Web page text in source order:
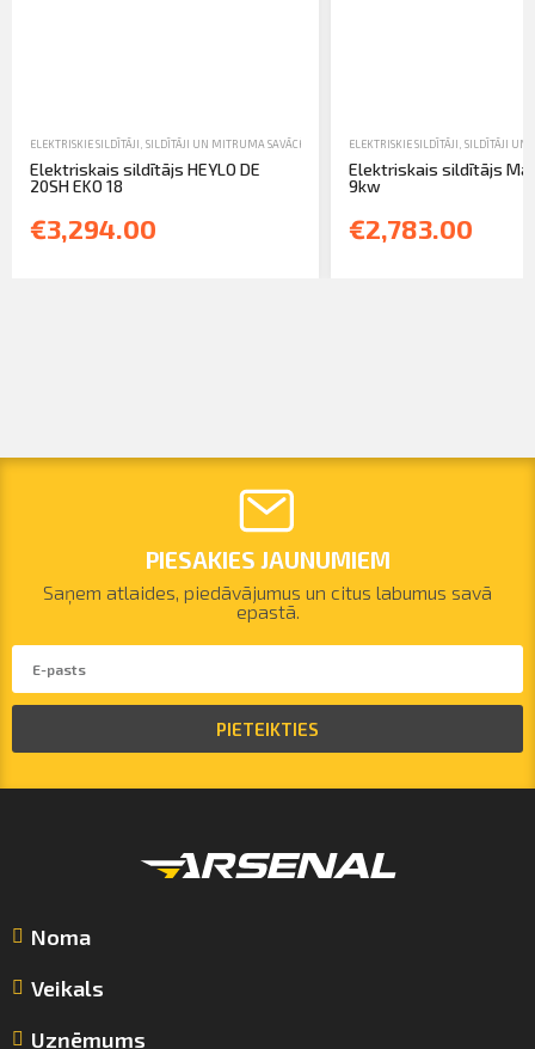
ELEKTRISKIE SILDĪTĀJI, SILDĪTĀJI UN MITRUMA SAVĀCĒJI TIRDZNIECĪBA
Elektriskais sildītājs HEYLO DE
20SH EKO 18
€3,294.00
ELEKTRISKIE SILDĪTĀJI, SILDĪTĀJI UN
Elektriskais sildītājs
9kw
€2,783.00
PIESAKIES JAUNUMIEM
Saņem atlaides, piedāvājumus un citus labumus savā
epastā.
PIETEIKTIES
Noma
Veikals
Uzņēmums